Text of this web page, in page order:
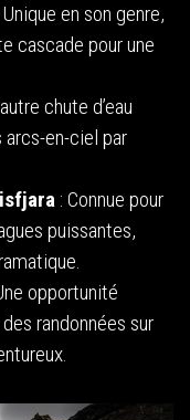
Unique en son genre,
cascade pour une
chute d’eau
en-ciel par
: Connue pour
puissantes,
opportunité
randonnées sur